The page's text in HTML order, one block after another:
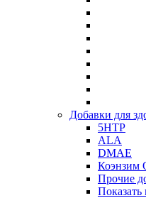
Добавки для
5HTP
ALA
DMAE
Коэнзим
Прочие
Показать